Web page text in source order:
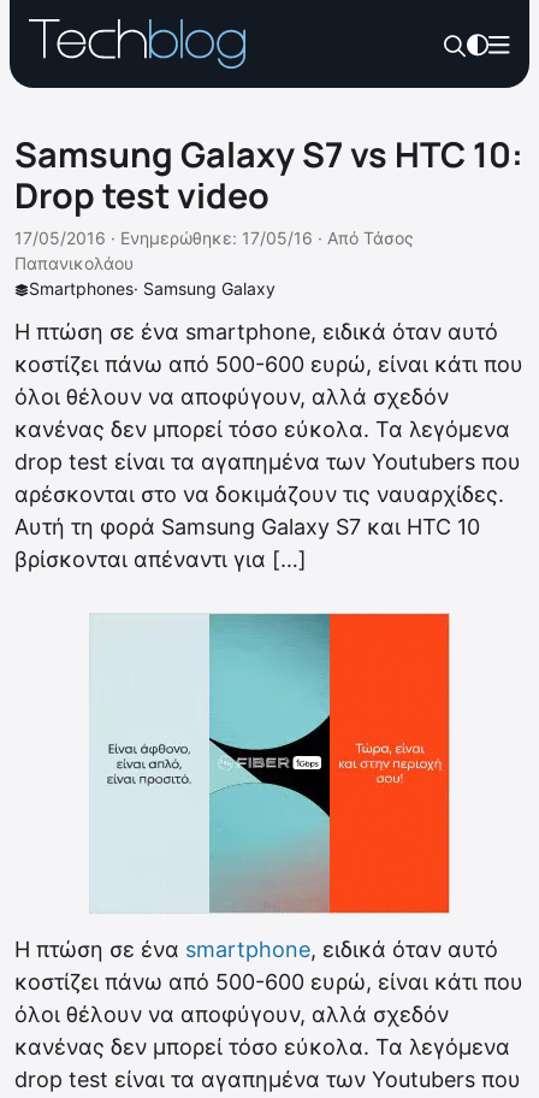
Samsung Galaxy S7 vs HTC 10:
Drop test video
Smartphones· Samsung Galaxy
17/05/2016 · Ενημερώθηκε: 17/05/16 · Από Τάσος
Παπανικολάου
Η πτώση σε ένα smartphone, ειδικά όταν αυτό
κοστίζει πάνω από 500-600 ευρώ, είναι κάτι που
όλοι θέλουν να αποφύγουν, αλλά σχεδόν
κανένας δεν μπορεί τόσο εύκολα. Τα λεγόμενα
drop test είναι τα αγαπημένα των Youtubers που
αρέσκονται στο να δοκιμάζουν τις ναυαρχίδες.
Αυτή τη φορά Samsung Galaxy S7 και HTC 10
βρίσκονται απέναντι για […]
Η πτώση σε ένα smartphone, ειδικά όταν αυτό
κοστίζει πάνω από 500-600 ευρώ, είναι κάτι που
όλοι θέλουν να αποφύγουν, αλλά σχεδόν
κανένας δεν μπορεί τόσο εύκολα. Τα λεγόμενα
drop test είναι τα αγαπημένα των Youtubers που